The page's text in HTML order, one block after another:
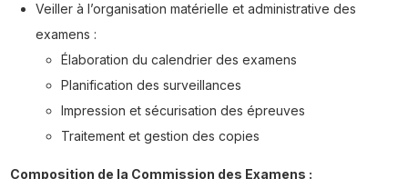
Veiller à l’organisation matérielle et administrative des
examens :
Élaboration du calendrier des examens
Planification des surveillances
Impression et sécurisation des épreuves
Traitement et gestion des copies
Composition de la Commission des Examens :